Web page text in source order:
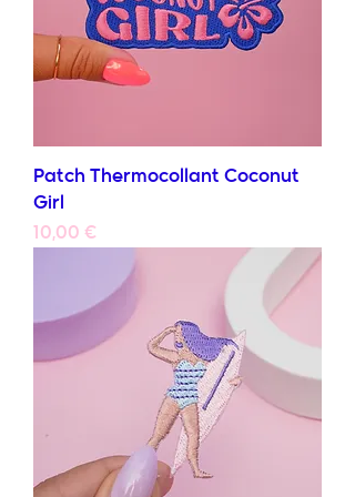
Patch Thermocollant Coconut
Girl
Prix
10,00 €